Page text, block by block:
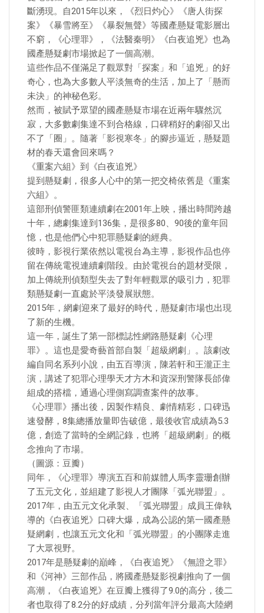
斷湧現。自2015年以來，《烈日灼心》《唐人街探
案》《暴雪將至》《暴裂無聲》等國產懸疑電影層出
不窮，《心理罪》，《法醫秦明》《白夜追兇》也為
國產懸疑劇市場掀起了一個高潮。
這些作品不僅滿足了觀眾對「探案」和「追兇」的好
奇心，也為大多數人平淡無奇的生活，加上了「懸而
未決」的神秘色彩。
然而，被賦予眾望的國產懸疑市場在近兩年驟然沉
寂，大多數劇集達不到合格線，口碑稍好的劇卻又出
不了「圈」。隨著「影視寒冬」的腳步逼近，懸疑題
材的春天還會回來嗎？
《重案六組》到《白夜追兇》
提到懸疑劇，很多人心中的第一把交椅依舊是《重案
六組》。
這部刑偵警匪類連續劇在2001年上映，播出時間跨越
十年，總劇集達到136集，是很多80、90後的童年回
憶，也是他們心中犯罪懸疑劇的經典。
彼時，影視行業依然以電視台為主導，影視作品也停
留在傳統電視連續劇階段。由於電視台的題材受限，
加上傳統刑偵類型失去了對年輕觀眾的吸引力，犯罪
類懸疑劇一直處於平淡發展狀態。
2015年，網劇迎來了最好的時代，懸疑劇市場也出現
了新的生機。
這一年，誕生了第一部標誌性網路懸疑劇《心理
罪》。這也是愛奇藝首部自製「超級網劇」。該劇改
編自同名系列小說，由五百導演，陳若軒和王瀧正主
演，講述了犯罪心理學天才方木和資深刑警隊長邰偉
組成的搭檔，通過心理側寫調查案件的故事。
《心理罪》播出後，因製作精良、劇情精彩，口碑迅
速發酵，8集總播放量即告破億，最後收官成績為5.3
億，創造了當時的全網記錄，也將「超級網劇」的概
念推向了市場。
（圖源：豆瓣）
同年，《心理罪》導演五百和前媒體人馬李靈珊創辦
了五元文化，並組建了影視人才團隊「弧光聯盟」。
2017年，由五元文化承製、「弧光聯盟」成員王偉執
導的《白夜追兇》口碑大爆，成為公認的第一國產懸
疑網劇，也讓五元文化和「弧光聯盟」的小團隊走進
了大眾視野。
2017年是懸疑劇的巔峰，《白夜追兇》《無證之罪》
和《河神》三部作品，將國產懸疑影視劇推向了一個
高潮，《白夜追兇》在豆瓣上獲得了9.0的高分，後二
者也取得了8.2分的好成績，分列當年評分最高大陸網